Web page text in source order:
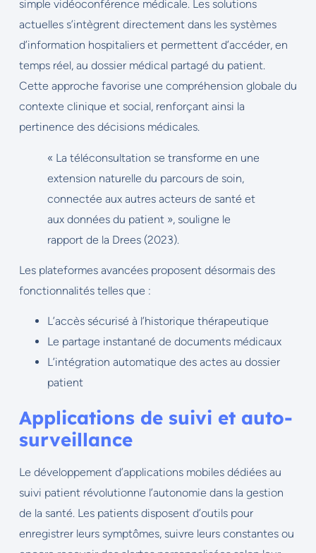
simple vidéoconférence médicale. Les solutions
actuelles s’intègrent directement dans les systèmes
d’information hospitaliers et permettent d’accéder, en
temps réel, au dossier médical partagé du patient.
Cette approche favorise une compréhension globale du
contexte clinique et social, renforçant ainsi la
pertinence des décisions médicales.
« La téléconsultation se transforme en une
extension naturelle du parcours de soin,
connectée aux autres acteurs de santé et
aux données du patient », souligne le
rapport de la Drees (2023).
Les plateformes avancées proposent désormais des
fonctionnalités telles que :
L’accès sécurisé à l’historique thérapeutique
Le partage instantané de documents médicaux
L’intégration automatique des actes au dossier
patient
Applications de suivi et auto-
surveillance
Le développement d’applications mobiles dédiées au
suivi patient révolutionne l’autonomie dans la gestion
de la santé. Les patients disposent d’outils pour
enregistrer leurs symptômes, suivre leurs constantes ou